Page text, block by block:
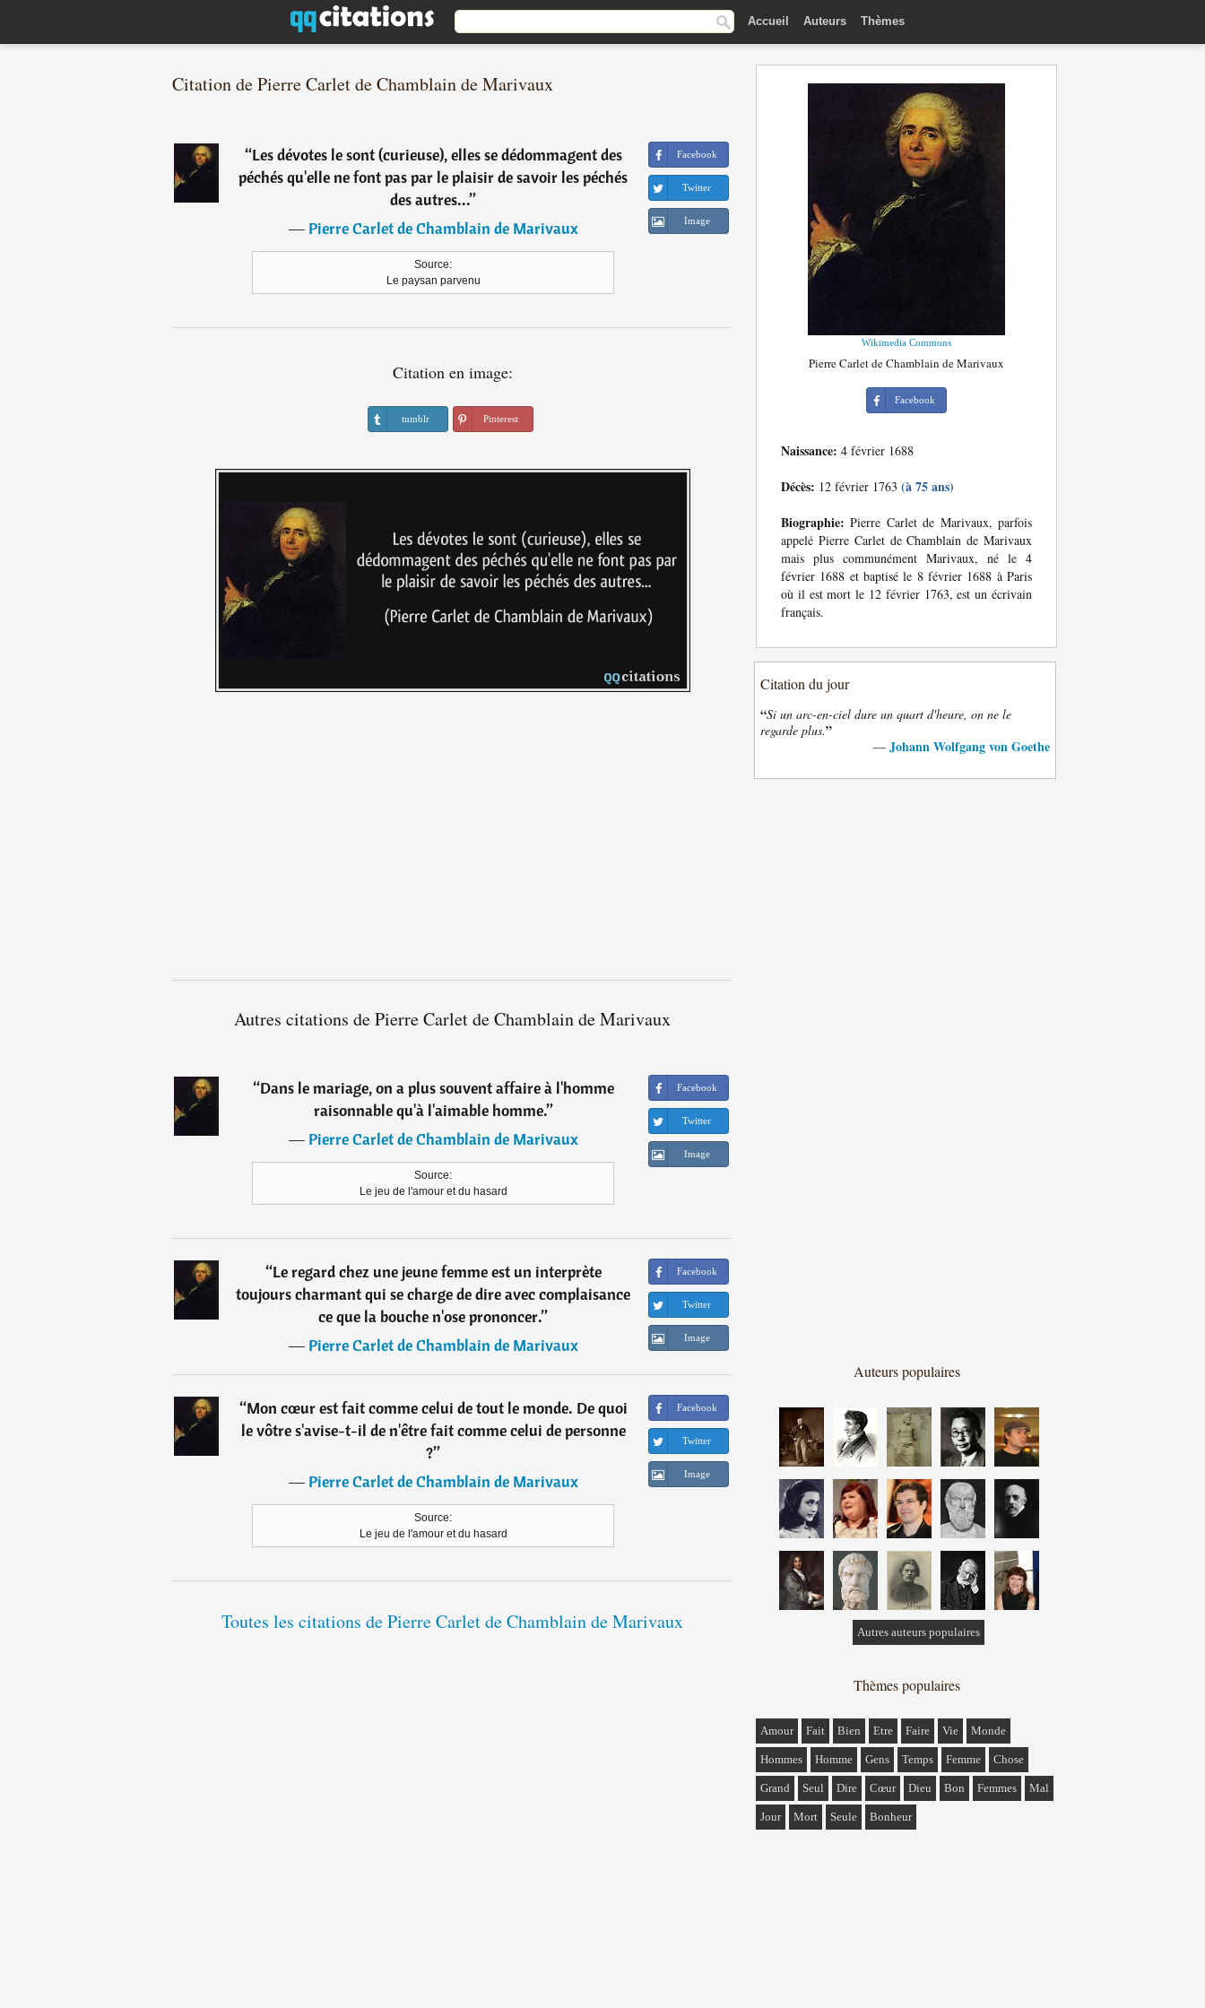
Accueil Auteurs Thèmes
Citation de Pierre Carlet de Chamblain de Marivaux
“Les dévotes le sont (curieuse), elles se dédommagent des
péchés qu'elle ne font pas par le plaisir de savoir les péchés
des autres...”
―Pierre Carlet de Chamblain de Marivaux
Source:
Le paysan parvenu
Facebook
Twitter
Image
Citation en image:
tumblr Pinterest
Autres citations de Pierre Carlet de Chamblain de Marivaux
“Dans le mariage, on a plus souvent affaire à l'homme
raisonnable qu'à l'aimable homme.”
―Pierre Carlet de Chamblain de Marivaux
Source:
Le jeu de l'amour et du hasard
Facebook
Twitter
Image
“Le regard chez une jeune femme est un interprète
toujours charmant qui se charge de dire avec complaisance
ce que la bouche n'ose prononcer.”
―Pierre Carlet de Chamblain de Marivaux
Facebook
Twitter
Image
“Mon cœur est fait comme celui de tout le monde. De quoi
le vôtre s'avise-t-il de n'être fait comme celui de personne
?”
―Pierre Carlet de Chamblain de Marivaux
Source:
Le jeu de l'amour et du hasard
Facebook
Twitter
Image
Toutes les citations de Pierre Carlet de Chamblain de Marivaux
Wikimedia Commons
Pierre Carlet de Chamblain de Marivaux
Facebook
Naissance: 4 février 1688
Décès: 12 février 1763 (à 75 ans)
Biographie: Pierre Carlet de Marivaux, parfois
appelé Pierre Carlet de Chamblain de Marivaux
mais plus communément Marivaux, né le 4
février 1688 et baptisé le 8 février 1688 à Paris
où il est mort le 12 février 1763, est un écrivain
français.
Citation du jour
“Si un arc-en-ciel dure un quart d'heure, on ne le
regarde plus.”
— Johann Wolfgang von Goethe
Auteurs populaires
Autres auteurs populaires
Thèmes populaires
Amour Fait Bien Etre Faire Vie Monde
Hommes Homme Gens Temps Femme Chose
Grand Seul Dire Cœur Dieu Bon Femmes Mal
Jour Mort Seule Bonheur